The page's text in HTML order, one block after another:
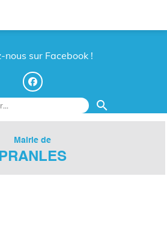
nous sur Facebook !
search
Mairie de
PRANLES